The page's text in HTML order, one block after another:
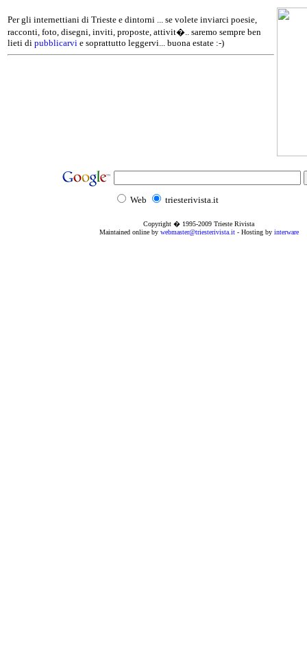
Per gli internettiani di Trieste e dintorni ... se volete inviarci poesie,
racconti, foto, disegni, inviti, proposte, attivit�.. saremo sempre ben
lieti di pubblicarvi e soprattutto leggervi... buona estate :-)
Web triesterivista.it
Copyright � 1995-2009 Trieste Rivista
Maintained online by webmaster@triesterivista.it- Hosting by interware